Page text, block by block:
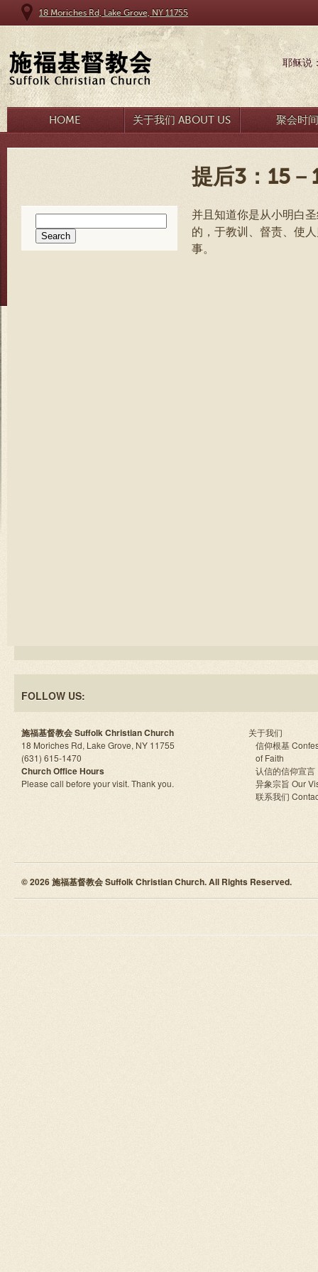
18 Moriches Rd, Lake Grove, NY 11755
耶稣说
HOME 关于我们 ABOUT US 聚会时
提后3：15－
for:
并且知道你是从小明白
的，于教训、督责、使
事。
FOLLOW US:
施福基督教会 Suffolk Christian Church
18 Moriches Rd, Lake Grove, NY 11755
(631) 615-1470
Church Office Hours
Please call before your visit. Thank you.
关于我们
信仰根基
of Faith
认信的信仰宣言
异象宗旨 Our
联系我们
© 2026 施福基督教会 Suffolk Christian Church. All Rights Reserved.